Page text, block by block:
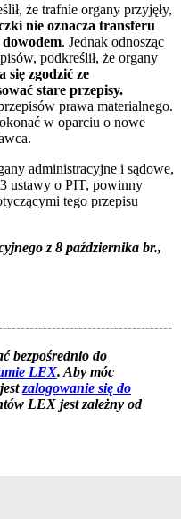
że trafnie organy przyjęły,
nie oznacza transferu
. Jednak odnosząc
podkreślił, że organy
się zgodzić ze
stare przepisy.
prawa materialnego.
w oparciu o nowe
administracyjne i sądowe,
ustawy o PIT, powinny
tego przepisu
z 8 października br.,
bezpośrednio do
LEX. Aby móc
zalogowanie się do
LEX jest zależny od